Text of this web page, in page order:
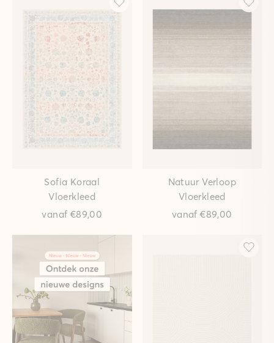
Sofia Koraal
Vloerkleed
vanaf €89,00
Natuur Verloop
Vloerkleed
vanaf€89,00